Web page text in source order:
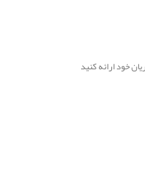
خود ارائه کنید